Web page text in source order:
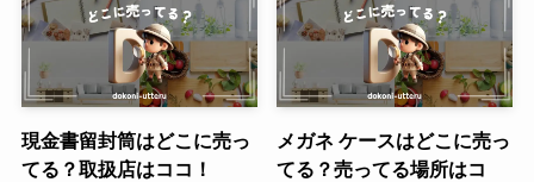
現金書留封筒はどこに売っ
てる？取扱店はココ！
メガネ ケースはどこに売っ
てる？売ってる場所はコ